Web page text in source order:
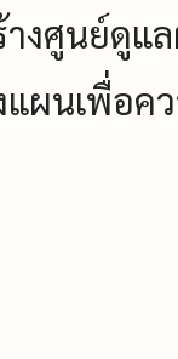
างศูนย์ดู
ผนเพื่อค